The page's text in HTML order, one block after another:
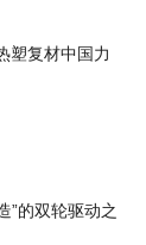
塑复材中国力
”的双轮驱动之